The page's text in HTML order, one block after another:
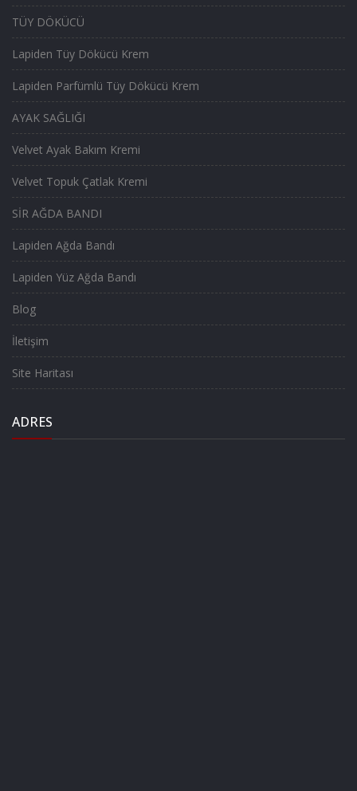
TÜY DÖKÜCÜ
Lapiden Tüy Dökücü Krem
Lapiden Parfümlü Tüy Dökücü Krem
AYAK SAĞLIĞI
Velvet Ayak Bakım Kremi
Velvet Topuk Çatlak Kremi
SİR AĞDA BANDI
Lapiden Ağda Bandı
Lapiden Yüz Ağda Bandı
Blog
İletişim
Site Haritası
ADRES